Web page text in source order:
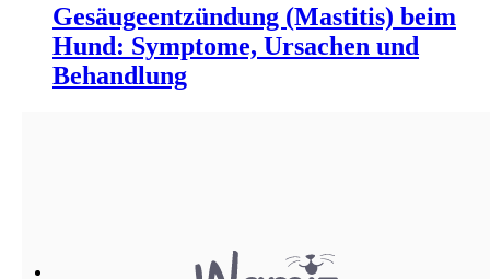
Gesäugeentzündung (Mastitis) beim
Hund: Symptome, Ursachen und
Behandlung